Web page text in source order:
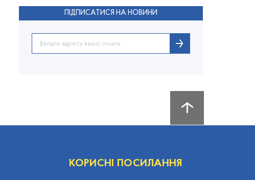
ПІДПИСАТИСЯ НА НОВИНИ
КОРИСНІ ПОСИЛАННЯ